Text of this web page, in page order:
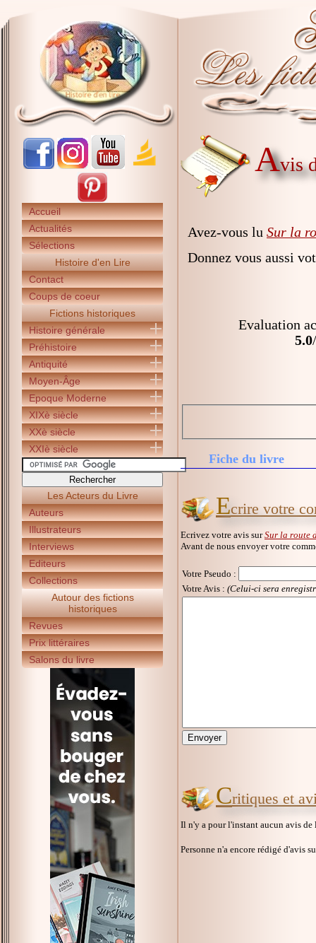
Accueil
Actualités
Sélections
Histoire d'en Lire
Contact
Coups de coeur
Fictions historiques
Histoire générale
Préhistoire
Antiquité
Moyen-Âge
Epoque Moderne
XIXè siècle
XXè siècle
XXIè siècle
Les Acteurs du Livre
Auteurs
Illustrateurs
Interviews
Editeurs
Collections
Autour des fictions
historiques
Revues
Prix littéraires
Salons du livre
Avis
Avez-vous lu Sur la
Donnez vous aussi
Evaluation
5.0
Fiche du livre
Ecrire votre
Ecrivez votre avis surSur la route
Avant de nous envoyer votre
Votre Pseudo :
Votre Avis : (Celui-ci sera
Critiques et
Il n'y a pour l'instant aucun avis
Personne n'a encore rédigé d'avis